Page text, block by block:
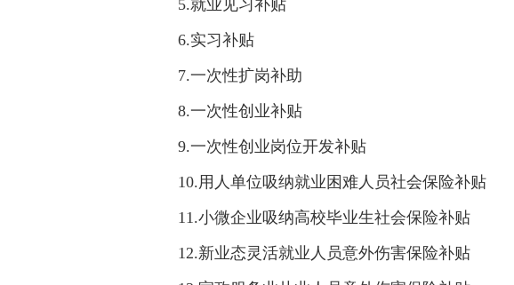
5.就业见习补贴
6.实习补贴
7.一次性扩岗补助
8.一次性创业补贴
9.一次性创业岗位开发补贴
10.用人单位吸纳就业困难人员社会保险补贴
11.小微企业吸纳高校毕业生社会保险补贴
12.新业态灵活就业人员意外伤害保险补贴